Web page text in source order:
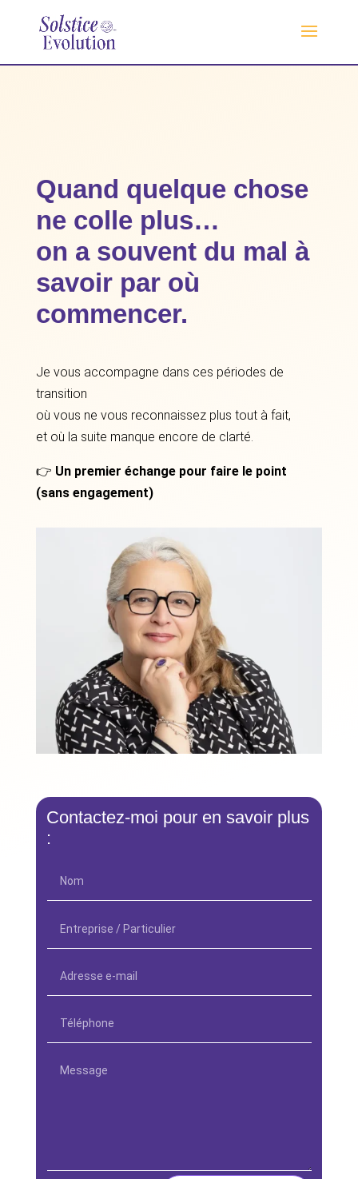
Quand quelque chose
ne colle plus…
on a souvent du mal à
savoir par où
commencer.
Je vous accompagne dans ces périodes de
transition
où vous ne vous reconnaissez plus tout à fait,
et où la suite manque encore de clarté.
👉 Un premier échange pour faire le point
(sans engagement)
Contactez-moi pour en savoir plus
: